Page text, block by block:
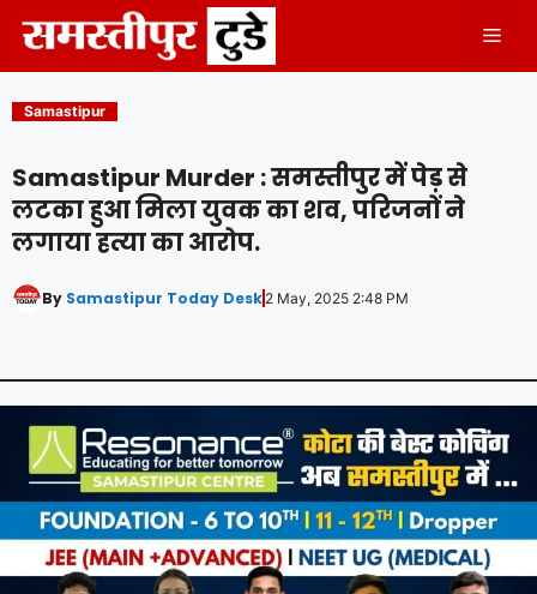
content
Samastipur
Samastipur Murder : समस्तीपुर में पेड़ से
लटका हुआ मिला युवक का शव, परिजनों ने
लगाया हत्या का आरोप.
By Samastipur Today Desk 2 May, 2025 2:48 PM